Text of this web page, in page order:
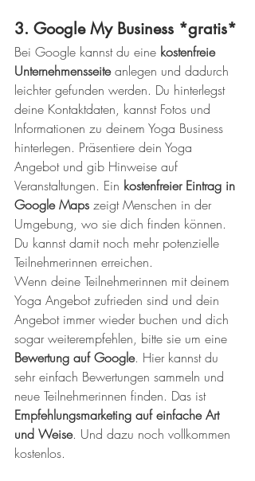
3. Google My Business *gratis*
Bei Google kannst du eine kostenfreie
Unternehmensseite anlegen und dadurch
leichter gefunden werden. Du hinterlegst
deine Kontaktdaten, kannst Fotos und
Informationen zu deinem Yoga Business
hinterlegen. Präsentiere dein Yoga
Angebot und gib Hinweise auf
Veranstaltungen. Ein kostenfreier Eintrag in
Google Maps zeigt Menschen in der
Umgebung, wo sie dich finden können.
Du kannst damit noch mehr potenzielle
Teilnehmerinnen erreichen.
Wenn deine Teilnehmerinnen mit deinem
Yoga Angebot zufrieden sind und dein
Angebot immer wieder buchen und dich
sogar weiterempfehlen, bitte sie um eine
Bewertung auf Google. Hier kannst du
sehr einfach Bewertungen sammeln und
neue Teilnehmerinnen finden. Das ist
Empfehlungsmarketing auf einfache Art
und Weise. Und dazu noch vollkommen
kostenlos.